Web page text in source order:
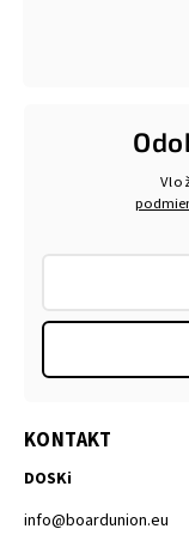
KONTAKT
DOSKi
info@boardunion.eu